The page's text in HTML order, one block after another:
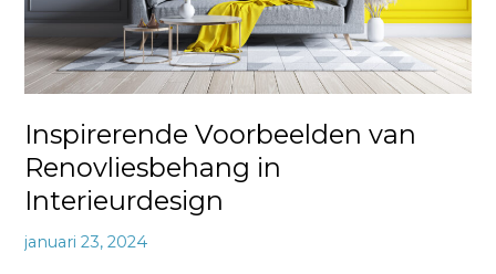
Inspirerende Voorbeelden van
Renovliesbehang in
Interieurdesign
januari 23, 2024